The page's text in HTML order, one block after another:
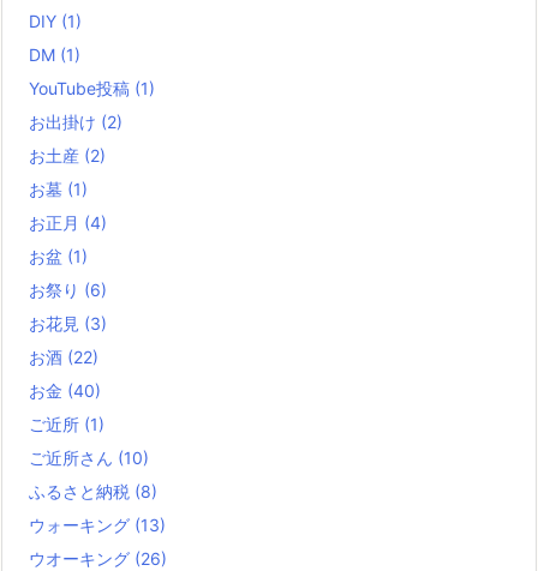
DIY (1)
DM (1)
YouTube投稿 (1)
お出掛け (2)
お土産 (2)
お墓 (1)
お正月 (4)
お盆 (1)
お祭り (6)
お花見 (3)
お酒 (22)
お金 (40)
ご近所 (1)
ご近所さん (10)
ふるさと納税 (8)
ウォーキング (13)
ウオーキング (26)